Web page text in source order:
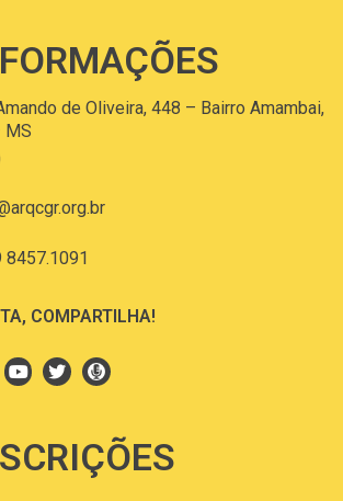
de Oliveira, 448 – Bairro Amambai,
MS
8457.1091
COMPARTILHA!